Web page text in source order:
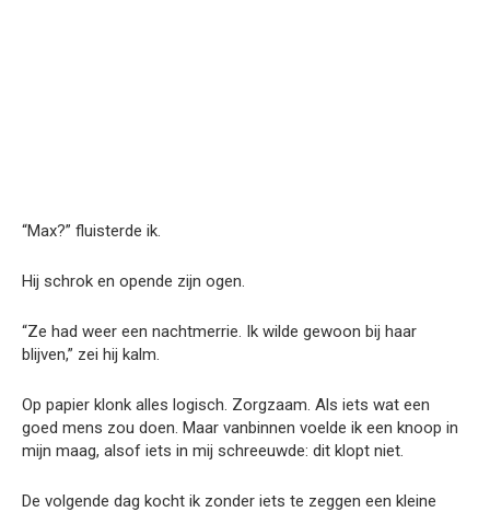
“Max?” fluisterde ik.
Hij schrok en opende zijn ogen.
“Ze had weer een nachtmerrie. Ik wilde gewoon bij haar
blijven,” zei hij kalm.
Op papier klonk alles logisch. Zorgzaam. Als iets wat een
goed mens zou doen. Maar vanbinnen voelde ik een knoop in
mijn maag, alsof iets in mij schreeuwde: dit klopt niet.
De volgende dag kocht ik zonder iets te zeggen een kleine